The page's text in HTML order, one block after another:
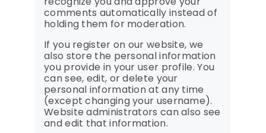
comments automatically instead of
holding them for moderation.
If you register on our website, we
also store the personal information
you provide in your user profile. You
can see, edit, or delete your
personal information at any time
(except changing your username).
Website administrators can also see
and edit that information.